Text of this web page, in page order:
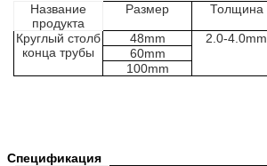
Название
продукта
Размер Толщина
Круглый столб
конца трубы
48mm 2.0-4.0mm
60mm
100mm
Спецификация